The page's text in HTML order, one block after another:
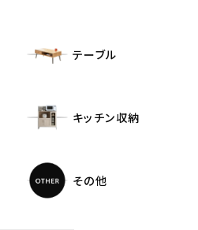
テーブル
キッチン収納
その他